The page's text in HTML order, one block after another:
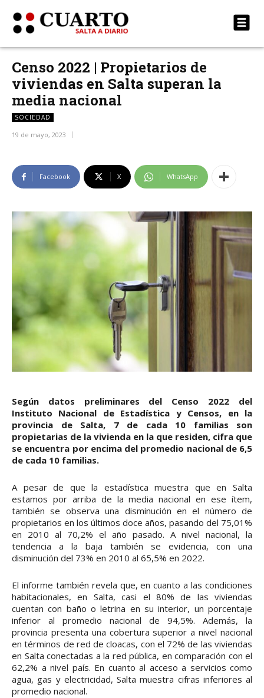
Censo 2022 | Propietarios de
viviendas en Salta superan la
media nacional
SOCIEDAD
19 de mayo, 2023
Facebook X WhatsApp
Según datos preliminares del Censo 2022 del
Instituto Nacional de Estadística y Censos, en la
provincia de Salta, 7 de cada 10 familias son
propietarias de la vivienda en la que residen, cifra que
se encuentra por encima del promedio nacional de 6,5
de cada 10 familias.
A pesar de que la estadística muestra que en Salta
estamos por arriba de la media nacional en ese ítem,
también se observa una disminución en el número de
propietarios en los últimos doce años, pasando del 75,01%
en 2010 al 70,2% el año pasado. A nivel nacional, la
tendencia a la baja también se evidencia, con una
disminución del 73% en 2010 al 65,5% en 2022.
El informe también revela que, en cuanto a las condiciones
habitacionales, en Salta, casi el 80% de las viviendas
cuentan con baño o letrina en su interior, un porcentaje
inferior al promedio nacional de 94,5%. Además, la
provincia presenta una cobertura superior a nivel nacional
en términos de red de cloacas, con el 72% de las viviendas
en Salta conectadas a la red pública, en comparación con el
62,2% a nivel país. En cuanto al acceso a servicios como
agua, gas y electricidad, Salta muestra cifras inferiores al
promedio nacional.